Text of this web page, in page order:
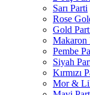
Sarı Parti
Rose
Gold
Makaron
Pembe
Siyah
Kırmızı
Mor &